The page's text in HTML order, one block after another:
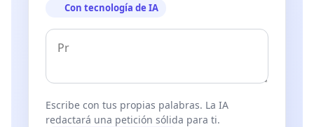
Con tecnología de IA
Escribe con tus propias palabras. La IA
redactará una petición sólida para ti.